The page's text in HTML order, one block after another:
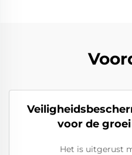
voor de
Het is uitgerust